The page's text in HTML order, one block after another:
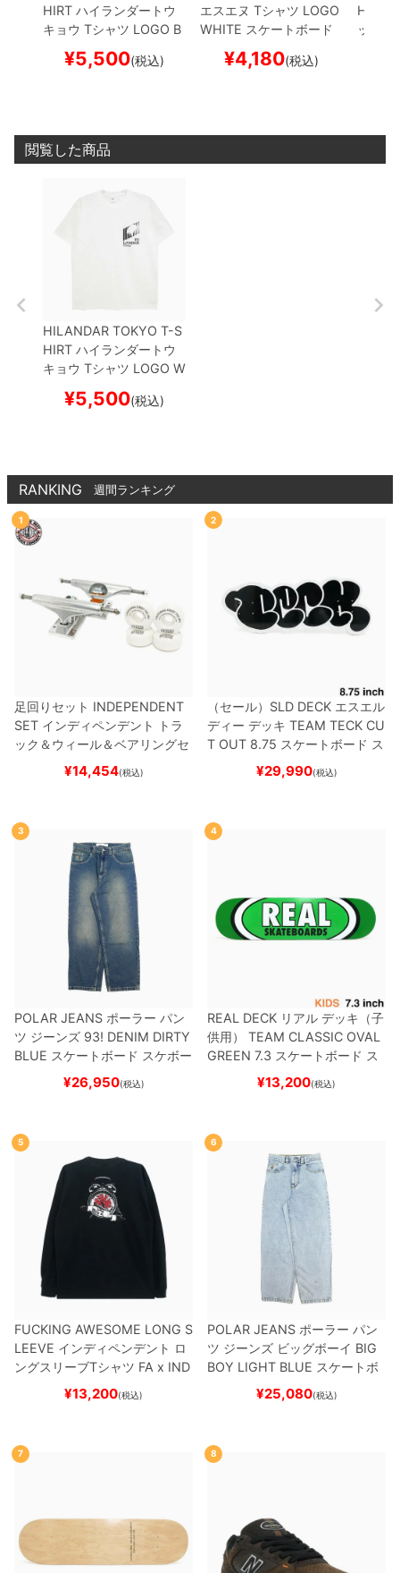
HIRT ハイランダートウ
キョウ Tシャツ LOGO B
LACKスケートボード ス
ケボー
¥5,500(税込)
エスエヌ Tシャツ LOGO
WHITE スケートボード
スケボー
¥4,180(税込)
HIRT
ックス
閲覧した商品
HILANDAR TOKYO T-S
HIRT ハイランダートウ
キョウ Tシャツ LOGO W
ケボー
¥5,500(税込)
RANKING 週間ランキング
1
足回りセット INDEPENDENT
SET インディペンデント
トラ
ック＆ウィール＆ベアリングセ
（トリック用）
ード スケボー
¥14,454(税込)
2
（セール） SLD DECK エスエル
ディー デッキ TEAM TECK CU
T OUT 8.75 スケートボード ス
¥29,990(税込)
3
POLAR JEANS ポーラー パン
ツ ジーンズ 93! DENIM DIRTY
BLUE スケートボード スケボー
¥26,950(税込)
4
REAL DECK リアル デッキ（子
供用）
TEAM CLASSIC OVAL
GREEN 7.3 スケートボード ス
¥13,200(税込)
5
FUCKING AWESOME LONG S
LEEVE インディペンデント ロ
ングスリーブTシャツ FA x IND
EPENDENTHOSTAGE
スケートボード スケボー
¥13,200(税込)
6
POLAR JEANS ポーラー パン
ツ ジーンズ ビッグボーイ BIG
BOY LIGHT BLUE スケートボ
ード スケボー
¥25,080(税込)
7 8